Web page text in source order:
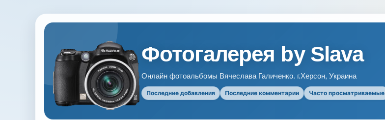
Фотогалерея by Slava
Онлайн фотоальбомы Вячеслава Галиченко. г.Херсон, Украина
Последние добавления Последние комментарии Часто просматриваемые